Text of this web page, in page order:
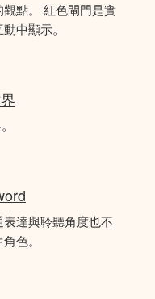
點。 紅色閘門是實
中顯示。
達與聆聽角度也不
色。